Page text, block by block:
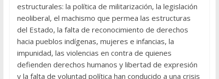
estructurales: la política de militarización, la legislación
neoliberal, el machismo que permea las estructuras
del Estado, la falta de reconocimiento de derechos
hacia pueblos indígenas, mujeres e infancias, la
impunidad, las violencias en contra de quienes
defienden derechos humanos y libertad de expresión
y la falta de voluntad política han conducido a una crisis